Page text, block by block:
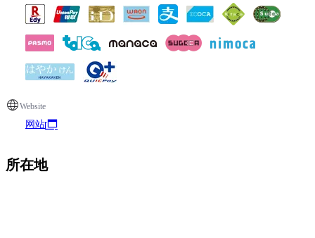
Website
网站
所在地